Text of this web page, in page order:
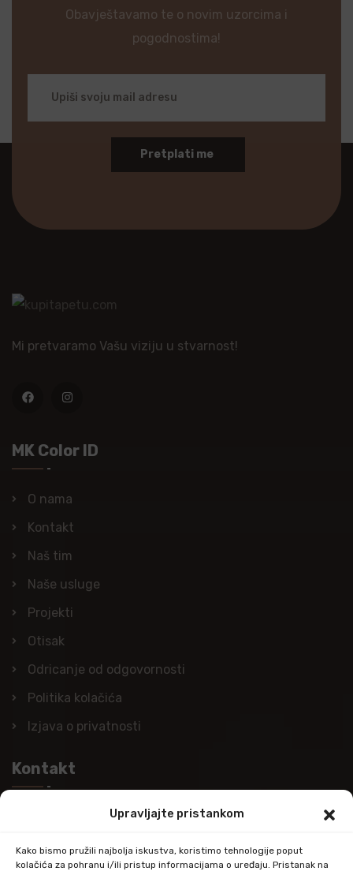
Upravljajte pristankom
Kako bismo pružili najbolja iskustva, koristimo tehnologije poput
kolačića za pohranu i/ili pristup informacijama o uređaju. Pristanak na
Obavještavamo te o novim uzorcima i
pogodnostima!
Pretplati me
Mi pretvaramo Vašu viziju u stvarnost!
MK Color ID
O nama
Kontakt
Naš tim
Naše usluge
Projekti
Otisak
Odricanje od odgovornosti
Politika kolačića
Izjava o privatnosti
Kontakt
Nazovite nas